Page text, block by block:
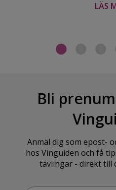
LÄS
Bli
Anmäl dig som epost-
hos Vinguiden och få
tävlingar - direkt till